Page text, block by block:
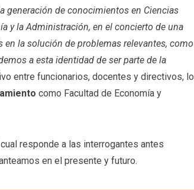
generación de conocimientos en Ciencias
y la Administración, en el concierto de una
en la solución de problemas relevantes, como
a esta identidad de ser parte de la
entre funcionarios, docentes y directivos, lo
como Facultad de Economía y
responde a las interrogantes antes
en el presente y futuro.